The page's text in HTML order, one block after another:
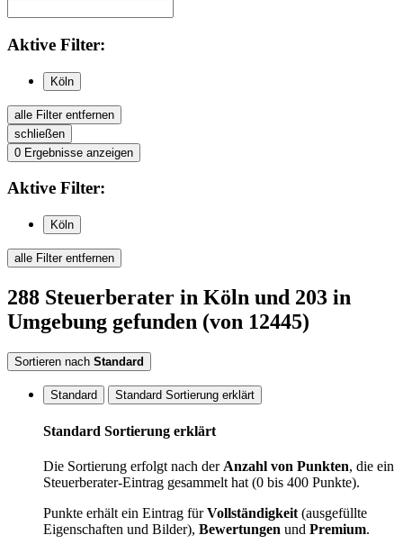
Aktive Filter:
Köln
alle Filter entfernen
schließen
0 Ergebnisse anzeigen
Aktive Filter:
Köln
alle Filter entfernen
288 Steuerberater in Köln und 203 in
Umgebung gefunden (von 12445)
Sortieren nach Standard
Standard Standard Sortierung erklärt
Standard Sortierung erklärt
Die Sortierung erfolgt nach derAnzahl von Punkten, die ein
Steuerberater-Eintrag gesammelt hat (0 bis 400 Punkte).
Punkte erhält ein Eintrag fürVollständigkeit(ausgefüllte
Eigenschaften und Bilder), Bewertungen und Premium.